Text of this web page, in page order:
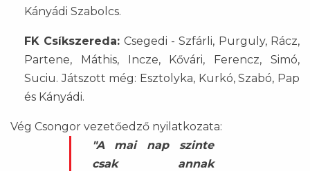
Kányádi Szabolcs.
FK Csíkszereda: Csegedi - Szfárli, Purguly, Rácz,
Partene, Máthis, Incze, Kővári, Ferencz, Simó,
Suciu. Játszott még: Esztolyka, Kurkó, Szabó, Pap
és Kányádi.
Vég Csongor vezetőedző nyilatkozata:
"A mai nap szinte
csak annak